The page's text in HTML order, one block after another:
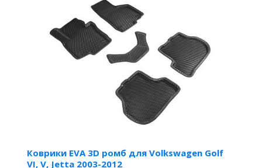
Коврики EVA 3D ромб для Volkswagen Golf
VI, V, Jetta 2003-2012